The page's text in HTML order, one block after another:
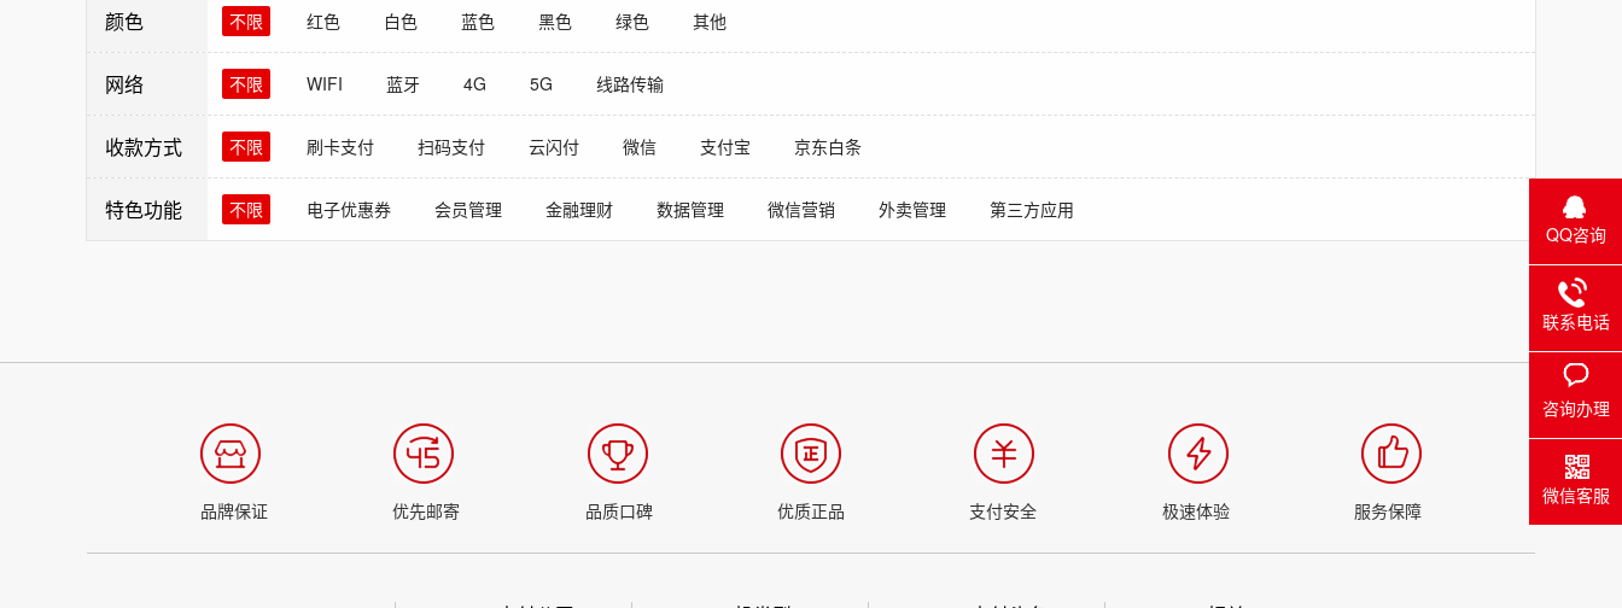
颜色 不限 红色 白色 蓝色 黑色 绿色 其他
网络 不限 WIFI 蓝牙 4G 5G 线路传输
收款方式 不限 刷卡支付 扫码支付 云闪付 微信 支付宝 京东白条
特色功能 不限 电子优惠券 会员管理 金融理财 数据管理 微信营销 外卖管理 第三方应用
品牌保证 优先邮寄 品质口碑 优质正品 支付安全 极速体验 服务保障
QQ咨询
联系电话
咨询办理
微信客服